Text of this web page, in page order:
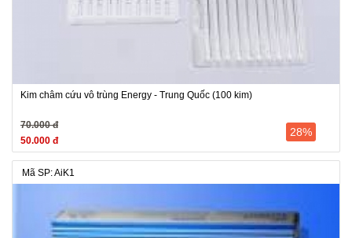
Kim châm cứu vô trùng Energy - Trung Quốc (100 kim)
70.000 đ
50.000 đ
28%
Mã SP: AiK1